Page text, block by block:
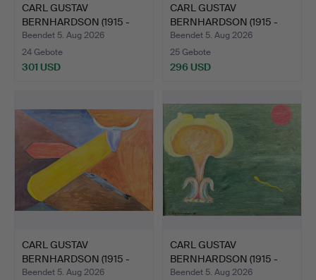
CARL GUSTAV
BERNHARDSON (1915 -
1998). Öl …
Beendet 5. Aug 2026
24 Gebote
301 USD
CARL GUSTAV
BERNHARDSON (1915 -
1998). ÖL …
Beendet 5. Aug 2026
25 Gebote
296 USD
CARL GUSTAV
BERNHARDSON (1915 -
1998). ÖL …
Beendet 5. Aug 2026
CARL GUSTAV
BERNHARDSON (1915 -
1998). ÖL …
Beendet 5. Aug 2026